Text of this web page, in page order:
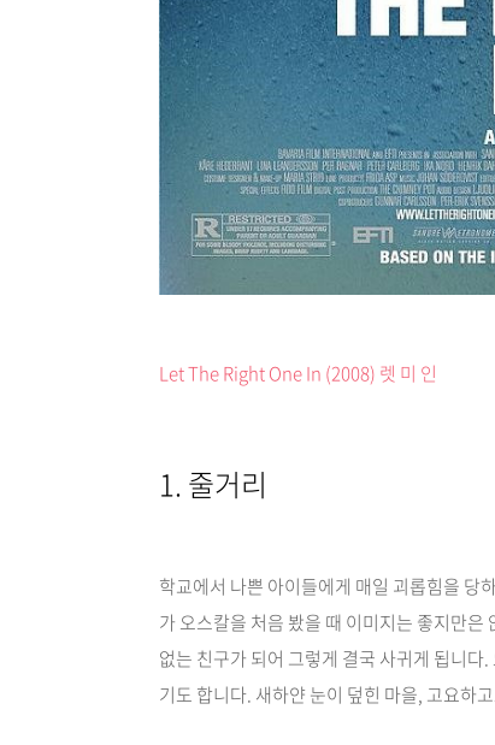
Let The Right One In (2008) 렛 미 인
1. 줄거리
학교에서 나쁜 아이들에게 매일 괴롭힘을 당
가 오스칼을 처음 봤을 때 이미지는 좋지만
없는 친구가 되어 그렇게 결국 사귀게 됩니
기도 합니다. 새하얀 눈이 덮힌 마을, 고요하